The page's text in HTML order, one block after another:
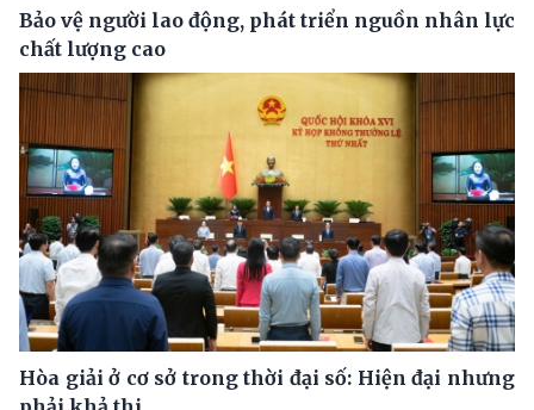
Bảo vệ người lao động, phát triển nguồn nhân lực
chất lượng cao
Hòa giải ở cơ sở trong thời đại số: Hiện đại nhưng